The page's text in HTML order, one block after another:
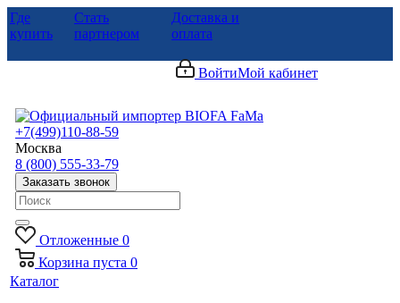
Где
купить
Стать
партнером
Доставка и
оплата
ВойтиМой кабинет
+7(499)110-88-59
Москва
8 (800) 555-33-79
Заказать звонок
Отложенные 0
Корзина пуста 0
Каталог